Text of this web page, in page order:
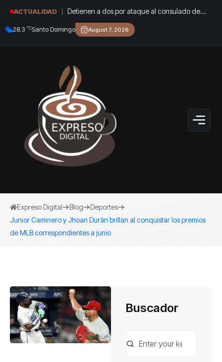
ACTUALIDAD
Detienen a dos por ataque al consulado de
Estados Unidos
28.3 °CSanto Domingo August 7, 2026
Expreso Digital Blog
Deportes
Junior Caminero y Jhoan Durán brillan al conquistar los premios
de MLB correspondientes a junio
Buscador